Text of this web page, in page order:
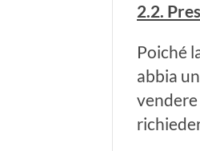
2.2.
Poiché
abbia
vendere